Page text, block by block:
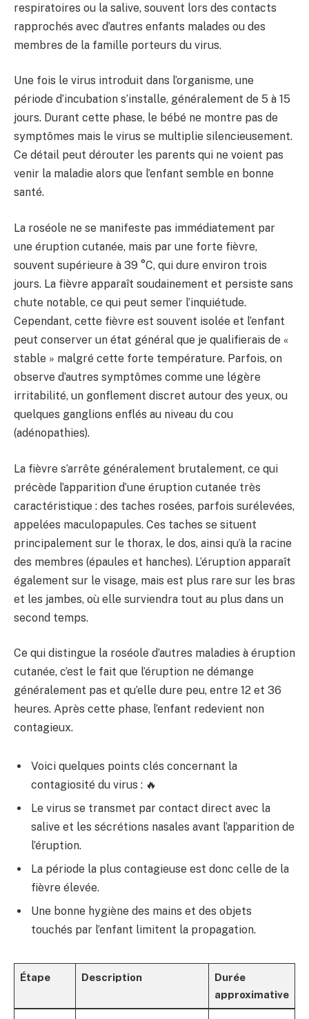
respiratoires ou la salive, souvent lors des contacts
rapprochés avec d’autres enfants malades ou des
membres de la famille porteurs du virus.
Une fois le virus introduit dans l’organisme, une
période d’incubation s’installe, généralement de 5 à 15
jours. Durant cette phase, le bébé ne montre pas de
symptômes mais le virus se multiplie silencieusement.
Ce détail peut dérouter les parents qui ne voient pas
venir la maladie alors que l’enfant semble en bonne
santé.
La roséole ne se manifeste pas immédiatement par
une éruption cutanée, mais par une forte fièvre,
souvent supérieure à 39 °C, qui dure environ trois
jours. La fièvre apparaît soudainement et persiste sans
chute notable, ce qui peut semer l’inquiétude.
Cependant, cette fièvre est souvent isolée et l’enfant
peut conserver un état général que je qualifierais de «
stable » malgré cette forte température. Parfois, on
observe d’autres symptômes comme une légère
irritabilité, un gonflement discret autour des yeux, ou
quelques ganglions enflés au niveau du cou
(adénopathies).
La fièvre s’arrête généralement brutalement, ce qui
précède l’apparition d’une éruption cutanée très
caractéristique : des taches rosées, parfois surélevées,
appelées maculopapules. Ces taches se situent
principalement sur le thorax, le dos, ainsi qu’à la racine
des membres (épaules et hanches). L’éruption apparaît
également sur le visage, mais est plus rare sur les bras
et les jambes, où elle surviendra tout au plus dans un
second temps.
Ce qui distingue la roséole d’autres maladies à éruption
cutanée, c’est le fait que l’éruption ne démange
généralement pas et qu’elle dure peu, entre 12 et 36
heures. Après cette phase, l’enfant redevient non
contagieux.
Voici quelques points clés concernant la
contagiosité du virus : 🔥
Le virus se transmet par contact direct avec la
salive et les sécrétions nasales avant l’apparition de
l’éruption.
La période la plus contagieuse est donc celle de la
fièvre élevée.
Une bonne hygiène des mains et des objets
touchés par l’enfant limitent la propagation.
Étape Description
Durée
approximative